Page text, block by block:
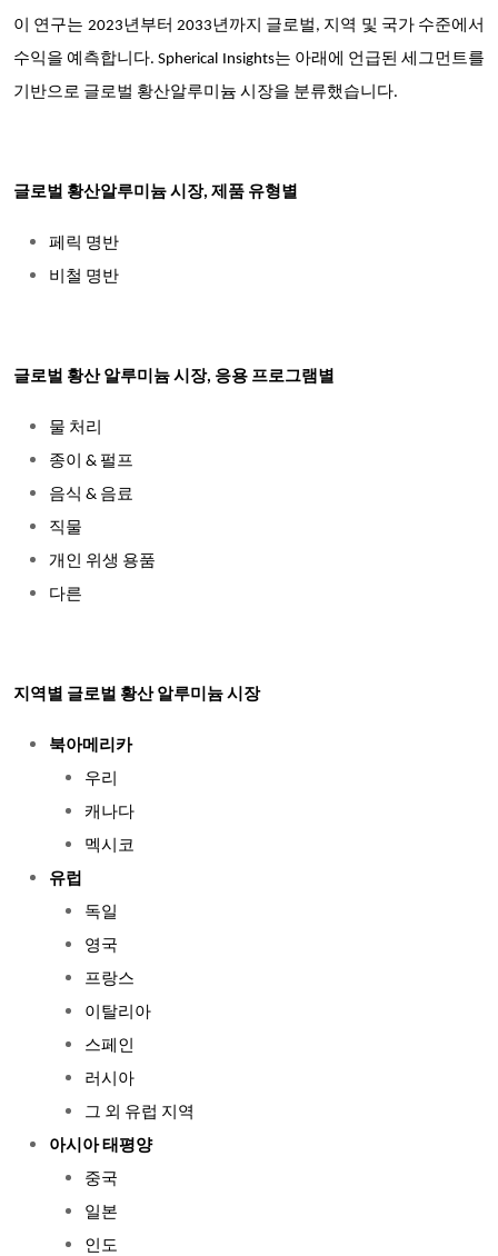
이 연구는 2023년부터 2033년까지 글로벌, 지역 및 국가 수준에서
수익을 예측합니다. Spherical Insights는 아래에 언급된 세그먼트를
기반으로 글로벌 황산알루미늄 시장을 분류했습니다.
글로벌 황산알루미늄 시장, 제품 유형별
페릭 명반
비철 명반
글로벌 황산 알루미늄 시장, 응용 프로그램별
물 처리
종이 & 펄프
음식 & 음료
직물
개인 위생 용품
다른
지역별 글로벌 황산 알루미늄 시장
북아메리카
우리
캐나다
멕시코
유럽
독일
영국
프랑스
이탈리아
스페인
러시아
그 외 유럽 지역
아시아 태평양
중국
일본
인도